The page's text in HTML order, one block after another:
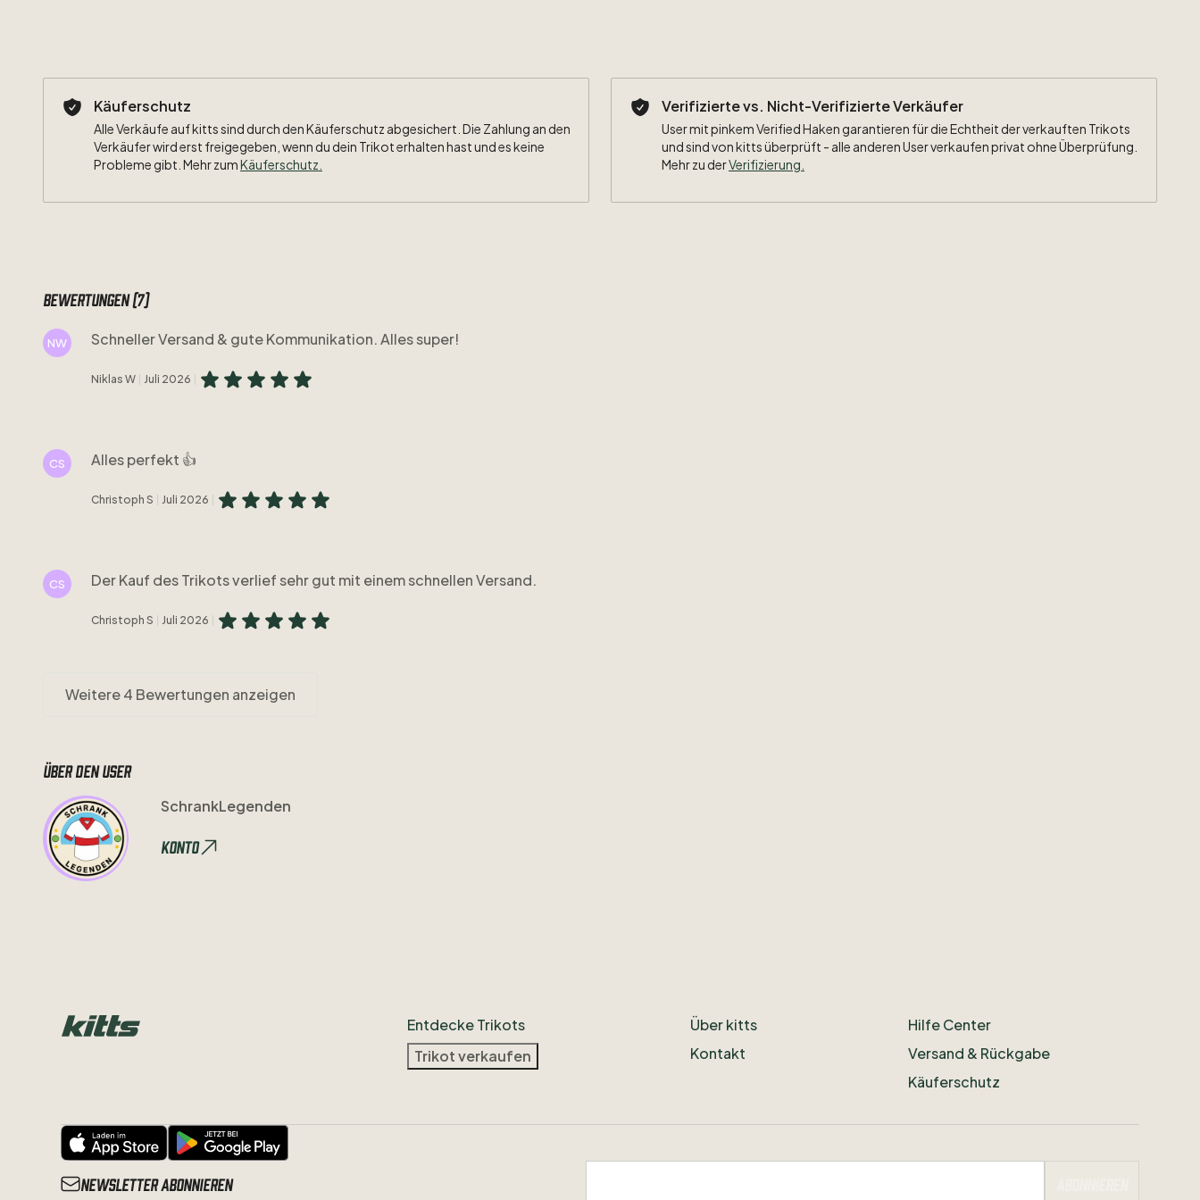
Käuferschutz
Alle Verkäufe auf kitts sind durch den Käuferschutz abgesichert. Die Zahlung an den
Verkäufer wird erst freigegeben, wenn du dein Trikot erhalten hast und es keine
Probleme gibt. Mehr zumKäuferschutz
Verifizierte vs. Nicht-Verifizierte Verkäufer
User mit pinkem Verified Haken garantieren für die Echtheit der verkauften Trikots
und sind von kitts überprüft - alle anderen User verkaufen privat ohne Überprüfung.
Mehr zu derVerifizierung.
Bewertungen (7)
NW Schneller Versand & gute Kommunikation. Alles super!
Niklas W Juli 2026
CS Alles perfekt 👍
Christoph S Juli 2026
CS Der Kauf des Trikots verlief sehr gut mit einem schnellen Versand.
Christoph S Juli 2026
Weitere 4 Bewertungen anzeigen
Über den user
SchrankLegenden
Konto
Entdecke Trikots
Trikot verkaufen
Über kitts
Kontakt
Hilfe Center
Versand & Rückgabe
Käuferschutz
Newsletter abonnieren